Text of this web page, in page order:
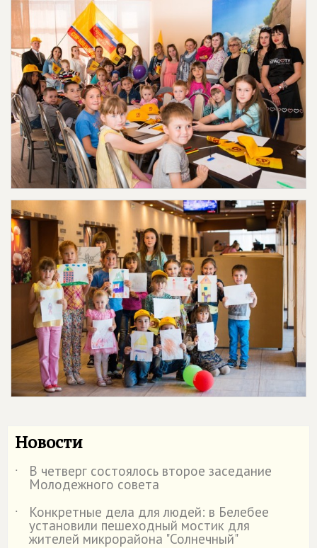
Новости
˙ В четверг состоялось второе заседание
Молодежного совета
˙
Конкретные дела для людей: в Белебее
установили пешеходный мостик для
жителей микрорайона "Солнечный"